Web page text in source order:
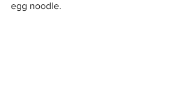
egg noodle.